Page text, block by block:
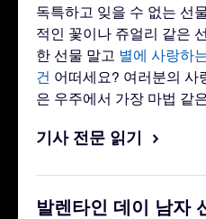
독특하고 잊을 수 없는 선
적인 꽃이나 쥬얼리 같은
한 선물 말고 별에 사랑하
건 어떠세요? 여러분의 사
은 우주에서 가장 마법 같
기사 전문 읽기
발렌타인 데이 남자